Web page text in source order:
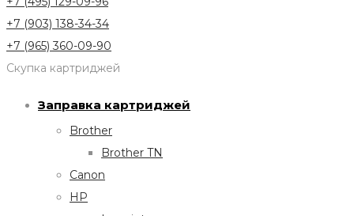
+7 (903) 138-34-34
+7 (965) 360-09-90
Скупка картриджей
Заправка картриджей
Brother
Brother TN
Canon
HP